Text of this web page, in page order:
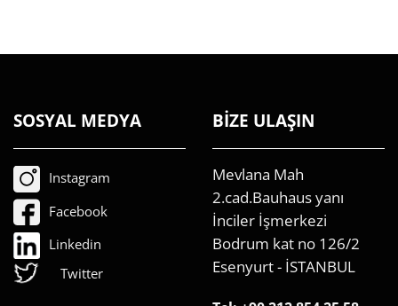
SOSYAL MEDYA
Instagram
Facebook
Linkedin
Twitter
BİZE ULAŞIN
Mevlana Mah
2.cad.Bauhaus yanı
İnciler İşmerkezi
Bodrum kat no 126/2
Esenyurt - İSTANBUL